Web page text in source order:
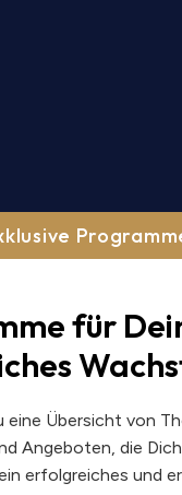
für
Übersicht von
Angeboten, die
erfolgreiches und